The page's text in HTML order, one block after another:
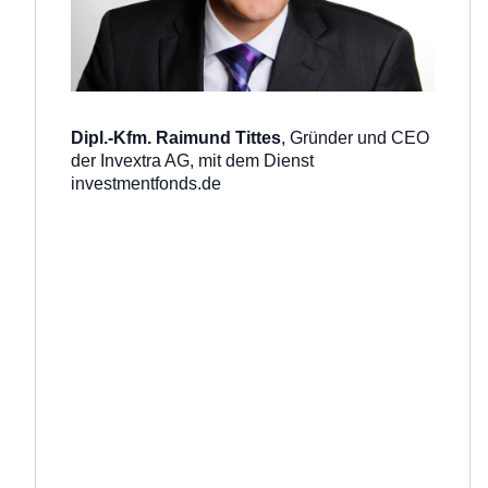
Dipl.-Kfm. Raimund Tittes, Gründer und CEO
der Invextra AG, mit dem Dienst
investmentfonds.de